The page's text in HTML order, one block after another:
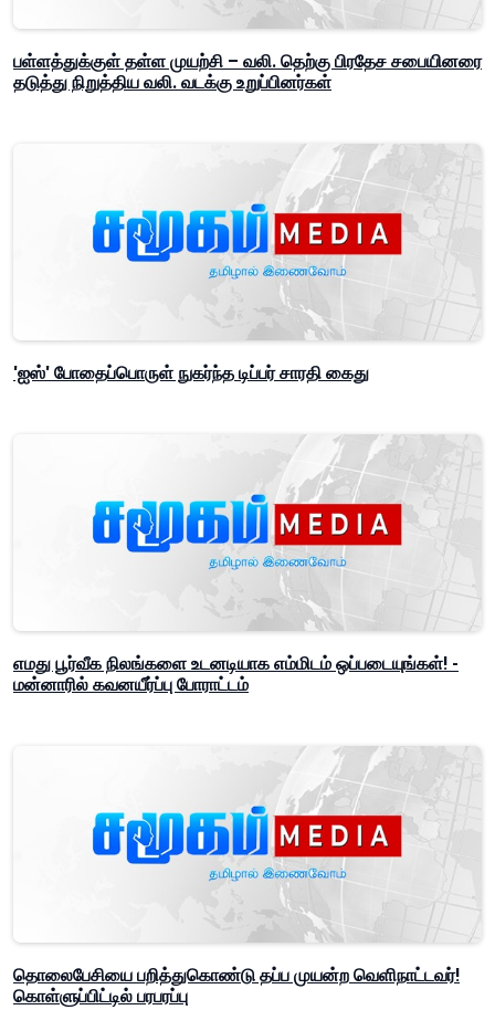
பள்ளத்துக்குள் தள்ள முயற்சி – வலி. தெற்கு பிரதேச சபையினரை
தடுத்து நிறுத்திய வலி. வடக்கு உறுப்பினர்கள்
'ஐஸ்' போதைப்பொருள் நுகர்ந்த டிப்பர் சாரதி கைது
எமது பூர்வீக நிலங்களை உடனடியாக எம்மிடம் ஒப்படையுங்கள்! -
மன்னாரில் கவனயீர்ப்பு போராட்டம்
தொலைபேசியை பறித்துகொண்டு தப்ப முயன்ற வெளிநாட்டவர்!
கொள்ளுப்பிட்டில் பரபரப்பு